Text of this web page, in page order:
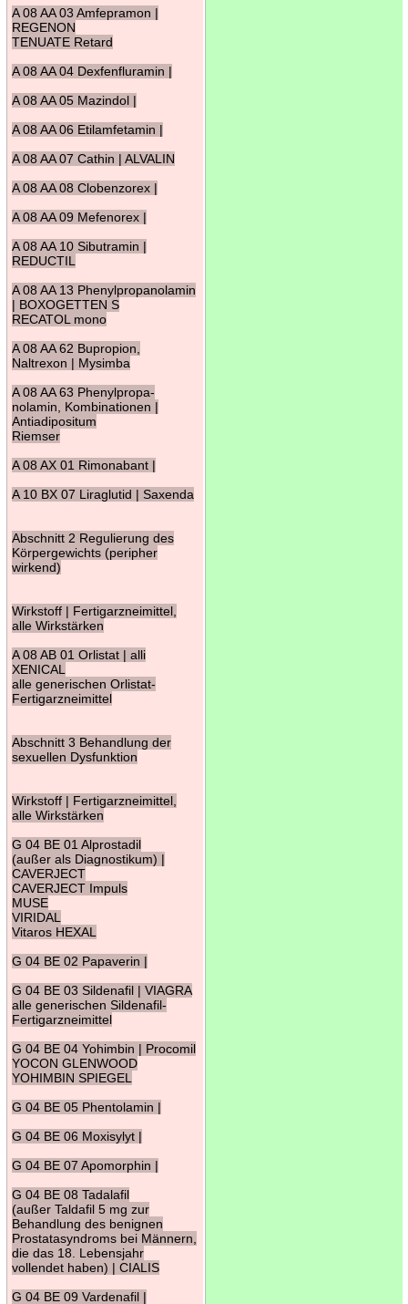
A 08 AA 03 Amfepramon |
REGENON
TENUATE Retard
A 08 AA 04 Dexfenfluramin |
A 08 AA 05 Mazindol |
A 08 AA 06 Etilamfetamin |
A 08 AA 07 Cathin | ALVALIN
A 08 AA 08 Clobenzorex |
A 08 AA 09 Mefenorex |
A 08 AA 10 Sibutramin |
REDUCTIL
A 08 AA 13 Phenylpropanolamin
| BOXOGETTEN S
RECATOL mono
A 08 AA 62 Bupropion,
Naltrexon | Mysimba
A 08 AA 63 Phenylpropa-
nolamin, Kombinationen |
Antiadipositum
Riemser
A 08 AX 01 Rimonabant |
A 10 BX 07 Liraglutid | Saxenda
Abschnitt 2 Regulierung des
Körpergewichts (peripher
wirkend)
Wirkstoff | Fertigarzneimittel,
alle Wirkstärken
A 08 AB 01 Orlistat | alli
XENICAL
alle generischen Orlistat-
Fertigarzneimittel
Abschnitt 3 Behandlung der
sexuellen Dysfunktion
Wirkstoff | Fertigarzneimittel,
alle Wirkstärken
G 04 BE 01 Alprostadil
(außer als Diagnostikum) |
CAVERJECT
CAVERJECT Impuls
MUSE
VIRIDAL
Vitaros HEXAL
G 04 BE 02 Papaverin |
G 04 BE 03 Sildenafil | VIAGRA
alle generischen Sildenafil-
Fertigarzneimittel
G 04 BE 04 Yohimbin | Procomil
YOCON GLENWOOD
YOHIMBIN SPIEGEL
G 04 BE 05 Phentolamin |
G 04 BE 06 Moxisylyt |
G 04 BE 07 Apomorphin |
G 04 BE 08 Tadalafil
(außer Taldafil 5 mg zur
Behandlung des benignen
Prostatasyndroms bei Männern,
die das 18. Lebensjahr
vollendet haben) | CIALIS
G 04 BE 09 Vardenafil |